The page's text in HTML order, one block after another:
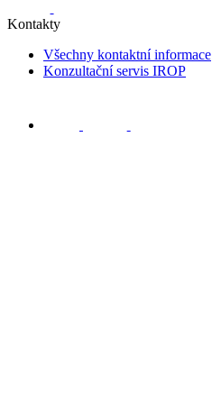
Kontakty
Všechny kontaktní informace
Konzultační servis IROP